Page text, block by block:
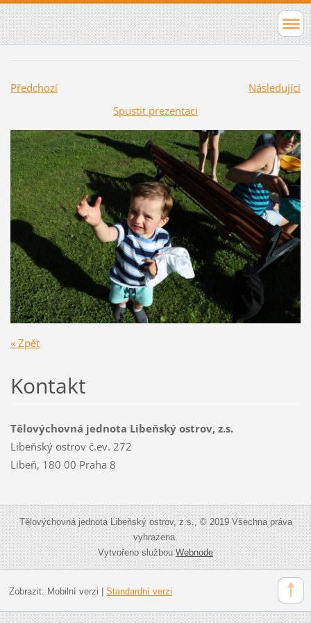
Předchozí
Následující
Spustit prezentaci
« Zpět
Kontakt
Tělovýchovná jednota Libeňský ostrov, z.s.
Libeňský ostrov č.ev. 272
Libeň, 180 00 Praha 8
Tělovýchovná jednota Libeňský ostrov, z.s., © 2019 Všechna práva
vyhrazena.
Vytvořeno službouWebnode
Zobrazit: Mobilní verzi | Standardní verzi